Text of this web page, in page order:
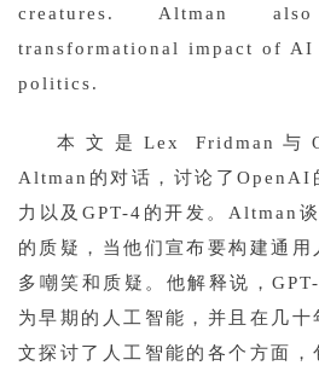
行
好
教
程
模
登录 注
creatures. Altman
transformational impact of AI
politics.
本文是Lex Fridman与
Altman的对话，讨论了OpenAI
力以及GPT-4的开发。Altman
的质疑，当他们宣布要构建通
多嘲笑和质疑。他解释说，
为早期的人工智能，并且在几
文探讨了人工智能的各个方面